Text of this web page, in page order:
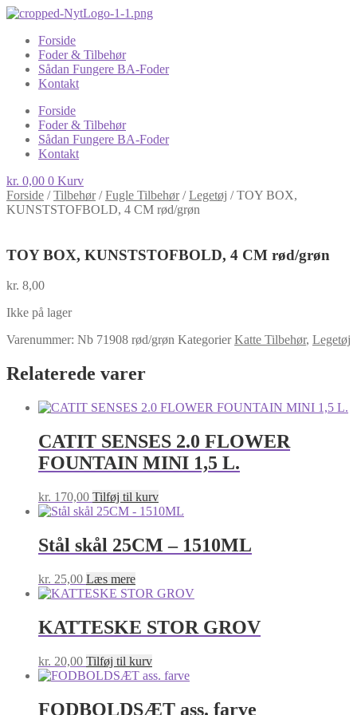
Forside
Foder & Tilbehør
Sådan Fungere BA-Foder
Kontakt
Forside
Foder & Tilbehør
Sådan Fungere BA-Foder
Kontakt
kr. 0,00 0 Kurv
Forside /Tilbehør/Fugle Tilbehør/Legetøj /TOY BOX,
KUNSTSTOFBOLD, 4 CM rød/grøn
TOY BOX, KUNSTSTOFBOLD, 4 CM rød/grøn
kr. 8,00
Ikke på lager
Varenummer: Nb 71908 rød/grøn Kategorier Katte Tilbehør, Legetøj
Relaterede varer
CATIT SENSES 2.0 FLOWER
FOUNTAIN MINI 1,5 L.
kr. 170,00 Tilføj til kurv
Stål skål 25CM – 1510ML
kr. 25,00 Læs mere
KATTESKE STOR GROV
kr. 20,00 Tilføj til kurv
FODBOLDSÆT ass. farve